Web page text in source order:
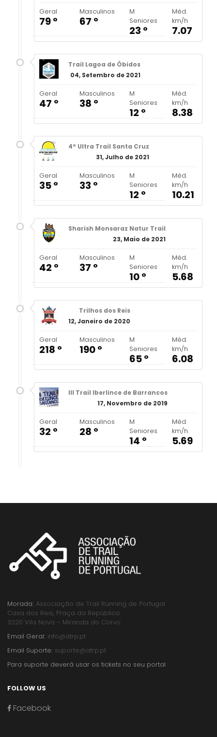
Geral
79 º
Masculinos
67 º
M
Seniores
23 º
Méd.
km/h
7.07
Trail Lagoa de Óbidos
04, Setembro de 2021
Geral
47 º
Masculinos
38 º
M
Seniores
12 º
Méd.
km/h
8.38
4º Ultra Trail Santa Cruz
31, Julho de 2021
Geral
35 º
Masculinos
33 º
M
Seniores
12 º
Méd.
km/h
10.21
Sharish Monsaraz Natur Trail
23, Maio de 2021
Geral
42 º
Masculinos
37 º
M
Seniores
10 º
Méd.
km/h
5.68
Trilhos dos Reis
12, Janeiro de 2020
Geral
218 º
Masculinos
190 º
M
Seniores
65 º
Méd.
km/h
6.08
III Trail Iberlince de Barrancos
17, Novembro de 2019
Geral
32 º
Masculinos
28 º
M
Seniores
14 º
Méd.
km/h
5.69
Morada: Associação de Trail Running de Portugal
Casa dos Reis, Praça da República
3220 Vila Nova – Miranda do Corvo
Email Geral: info@atrp.pt
Email Suporte: suporte@atrp.pt
Para suporte deverá usar os tickets no seu portal
FOLLOW US
Facebook